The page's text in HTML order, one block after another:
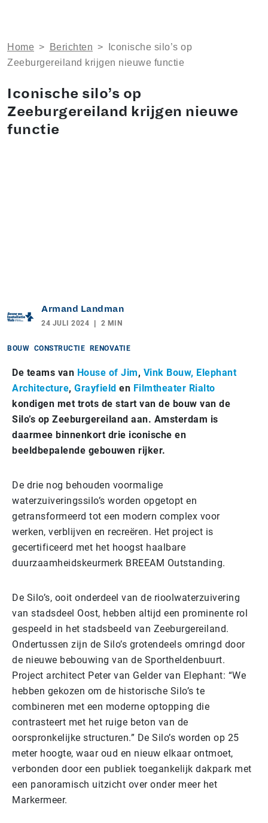
Home > Berichten >
Iconische silo’s op
Zeeburgereiland krijgen nieuwe functie
Iconische silo’s op
Zeeburgereiland krijgen nieuwe
functie
Armand Landman
24 JULI 2024 2 MIN
BOUW CONSTRUCTIE RENOVATIE
De teams van House of Jim, Vink Bouw, Elephant
Architecture, Grayfield en Filmtheater Rialto
kondigen met trots de start van de bouw van de
Silo’s op Zeeburgereiland aan. Amsterdam is
daarmee binnenkort drie iconische en
beeldbepalende gebouwen rijker.
De drie nog behouden voormalige
waterzuiveringssilo’s worden opgetopt en
getransformeerd tot een modern complex voor
werken, verblijven en recreëren. Het project is
gecertificeerd met het hoogst haalbare
duurzaamheidskeurmerk BREEAM Outstanding.
De Silo’s, ooit onderdeel van de rioolwaterzuivering
van stadsdeel Oost, hebben altijd een prominente rol
gespeeld in het stadsbeeld van Zeeburgereiland.
Ondertussen zijn de Silo’s grotendeels omringd door
de nieuwe bebouwing van de Sportheldenbuurt.
Project architect Peter van Gelder van Elephant: “We
hebben gekozen om de historische Silo’s te
combineren met een moderne optopping die
contrasteert met het ruige beton van de
oorspronkelijke structuren.” De Silo’s worden op 25
meter hoogte, waar oud en nieuw elkaar ontmoet,
verbonden door een publiek toegankelijk dakpark met
een panoramisch uitzicht over onder meer het
Markermeer.